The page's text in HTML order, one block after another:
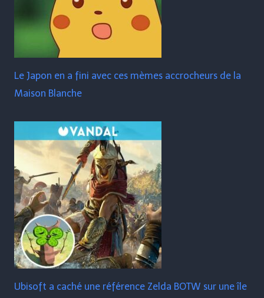
Le Japon en a fini avec ces mèmes accrocheurs de la
Maison Blanche
Ubisoft a caché une référence Zelda BOTW sur une île